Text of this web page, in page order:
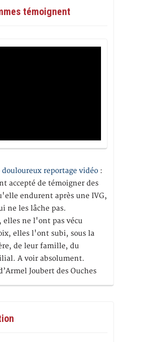
témoignent
reportage vidéo :
accepté de témoigner des
endurent après une IVG,
ne les lâche pas.
ne l'ont pas vécu
elles l'ont subi, sous la
de leur famille, du
A voir absolument.
Joubert des Ouches